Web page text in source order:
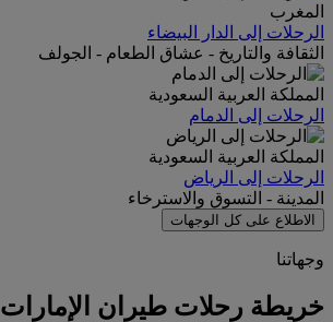
المغرب
الرحلات إلى الدار البيضاء
الثقافة والتاريخ - عشاق الطعام - الجولف
المملكة العربية السعودية
الرحلات إلى الدمام
المملكة العربية السعودية
الرحلات إلى الرياض
المدينة - التسوق والاسترخاء
الاطلاع على كل الوجهات
وجهاتنا
خريطة رحلات طيران الإمارات